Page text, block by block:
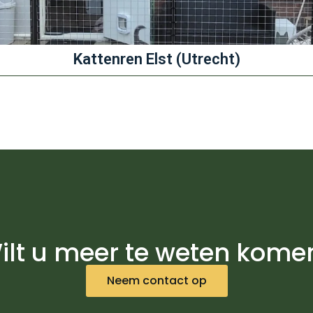
Kattenren Elst (Utrecht)
u meer te weten
Neem contact op